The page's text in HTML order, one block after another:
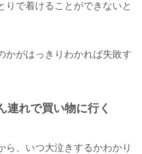
りで着けることができないと
かがはっきりわかれば失敗す
連れで買い物に行く
ら、いつ大泣きするかわかり